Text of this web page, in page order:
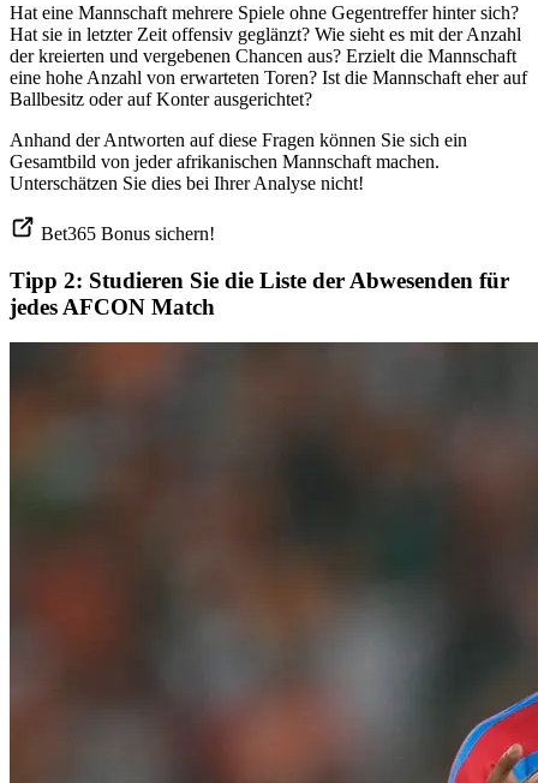
Hat eine Mannschaft mehrere Spiele ohne Gegentreffer hinter sich?
Hat sie in letzter Zeit offensiv geglänzt? Wie sieht es mit der Anzahl
der kreierten und vergebenen Chancen aus? Erzielt die Mannschaft
eine hohe Anzahl von erwarteten Toren? Ist die Mannschaft eher auf
Ballbesitz oder auf Konter ausgerichtet?
Anhand der Antworten auf diese Fragen können Sie sich ein
Gesamtbild von jeder afrikanischen Mannschaft machen.
Unterschätzen Sie dies bei Ihrer Analyse nicht!
Bet365 Bonus sichern!
Tipp 2: Studieren Sie die Liste der Abwesenden für
jedes AFCON Match